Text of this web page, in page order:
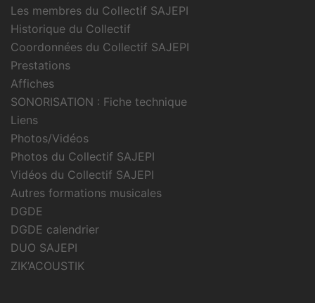
Les membres du Collectif SAJEPI
Historique du Collectif
Coordonnées du Collectif SAJEPI
Prestations
Affiches
SONORISATION : Fiche technique
Liens
Photos/Vidéos
Photos du Collectif SAJEPI
Vidéos du Collectif SAJEPI
Autres formations musicales
DGDE
DGDE calendrier
DUO SAJEPI
ZIK’ACOUSTIK